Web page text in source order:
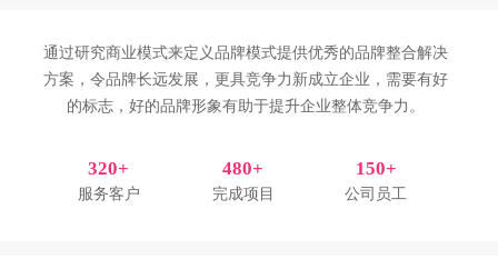
通过研究商业模式来定义品牌模式提供优秀的品牌整合解决
方案，令品牌长远发展，更具竞争力新成立企业，需要有好
的标志，好的品牌形象有助于提升企业整体竞争力。
320+
服务客户
480+
完成项目
150+
公司员工